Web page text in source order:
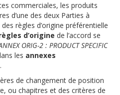
commerciales, les produits
d’une des deux Parties à
règles d’origine préférentielle
d’origine de l’accord se
ORIG-2 : PRODUCT SPECIFIC
les annexes
.
de changement de position
ou chapitres et des critères de